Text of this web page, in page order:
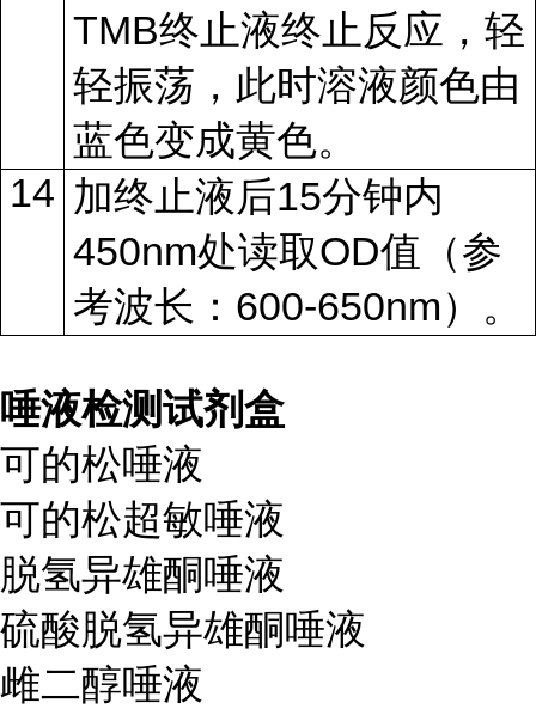
TMB终止液终止反应，轻
轻振荡，此时溶液颜色由
蓝色变成黄色。
14 加终止液后15分钟内
450nm处读取OD值（参
考波长： 600-650nm）。
唾液检测试剂盒
可的松唾液
可的松超敏唾液
脱氢异雄酮唾液
硫酸脱氢异雄酮唾液
雌二醇唾液